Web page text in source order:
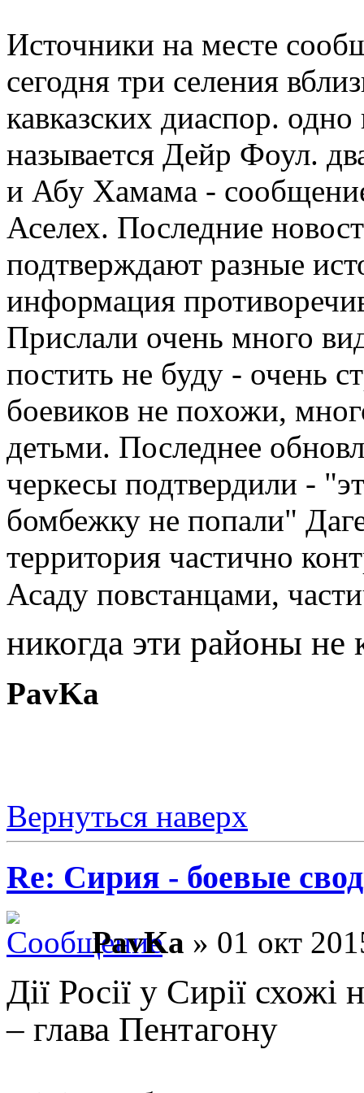
Источники на месте
сегодня три селения
кавказских диаспор.
называется Дейр Фоул.
и Абу Хамама -
Аселех. Последние
подтверждают разные
информация
Прислали очень много
постить не буду - очень
боевиков не похожи,
детьми. Последнее
черкесы подтвердили -
бомбежку не попали"
территория частично
Асаду повстанцами,
никогда эти районы не
PavKa
Вернуться наверх
Re: Сирия - боевые
PavKa » 01 окт
Дії Росії у Сирії
– глава Пентагону